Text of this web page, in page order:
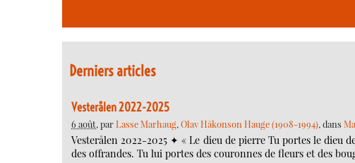
Derniers articles
Vesterålen 2022-2025
6 août, parLasse Marhaug, Olav Håkonson Hauge (1908-1994), dans
Vesterålen 2022-2025 ✦ « Le dieu de pierre Tu portes le dieu
des offrandes. Tu lui portes des couronnes de fleurs et des